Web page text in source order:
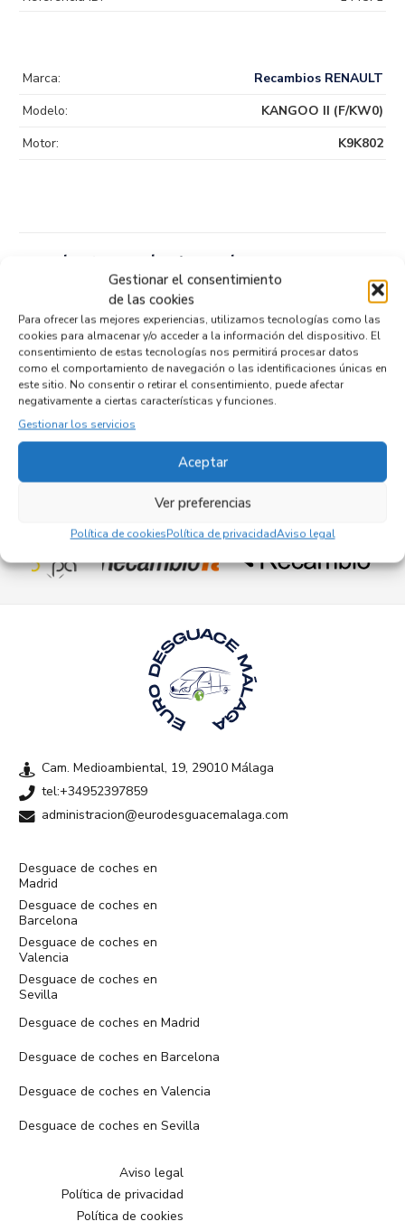
Gestionar el consentimiento
de las cookies
Para ofrecer las mejores experiencias, utilizamos tecnologías como las
cookies para almacenar y/o acceder a la información del dispositivo. El
consentimiento de estas tecnologías nos permitirá procesar datos
como el comportamiento de navegación o las identificaciones únicas en
este sitio. No consentir o retirar el consentimiento, puede afectar
negativamente a ciertas características y funciones.
Gestionar los servicios
Aceptar
Ver preferencias
Política de cookiesPolítica de privacidadAviso legal
Marca:
Recambios RENAULT
Modelo:
KANGOO II (F/KW0)
Motor:
K9K802
Productos relacionados
DIFERENCIAL TRASERO 22217APL
Recambios RENAULTKANGOO II (F/KW0)
Referencia ID: 130513
Referencia OEM: 22217APL
202,95€
Cam. Medioambiental, 19, 29010 Málaga
tel:+34952397859
administracion@eurodesguacemalaga.com
Desguace de coches en
Madrid
Desguace de coches en
Barcelona
Desguace de coches en
Valencia
Desguace de coches en
Sevilla
Desguace de coches en Madrid
Desguace de coches en Barcelona
Desguace de coches en Valencia
Desguace de coches en Sevilla
Aviso legal
Política de privacidad
Política de cookies